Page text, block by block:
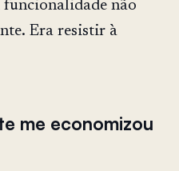
funcionalidade não
Era resistir à
me economizou